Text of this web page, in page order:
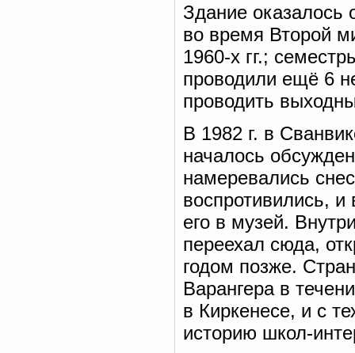
Здание оказалось
во время Второй
1960-х гг.;
проводили ещё 6
проводить
В 1982 г. в
началось
намеревались
воспротивились,
его в музей.
переехал сюда,
годом позже.
Варангера в
в Киркенесе, и с
историю школ-